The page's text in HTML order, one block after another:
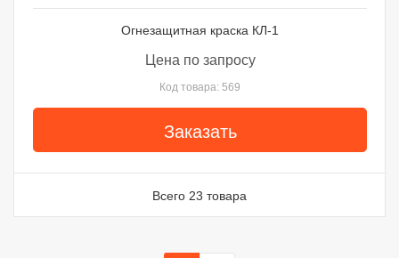
Огнезащитная краска КЛ-1
Цена по запросу
Код товара: 569
Заказать
Всего 23 товара